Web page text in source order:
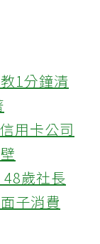
1分鐘清
用卡公司
歲社長
子消費